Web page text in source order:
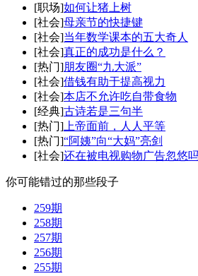
[职场]如何让猪上树
[社会]母亲节的快捷键
[社会]当年数学课本的五大奇人
[社会]真正的成功是什么？
[热门]朋友圈“九大派”
[社会]借钱有助于提高视力
[社会]本店不允许吃自带食物
[经典]古诗若是三句半
[热门] 上帝面前，人人平等
[热门]“阿姨”向“大妈”亮剑
[社会]还在被电视购物广告忽悠
你可能错过的那些段子
259期
258期
257期
256期
255期